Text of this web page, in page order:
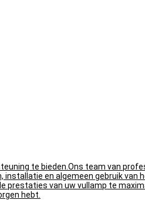
te bieden.Ons team van
installatie en algemeen gebruik van
prestaties van uw vullamp te
hebt.